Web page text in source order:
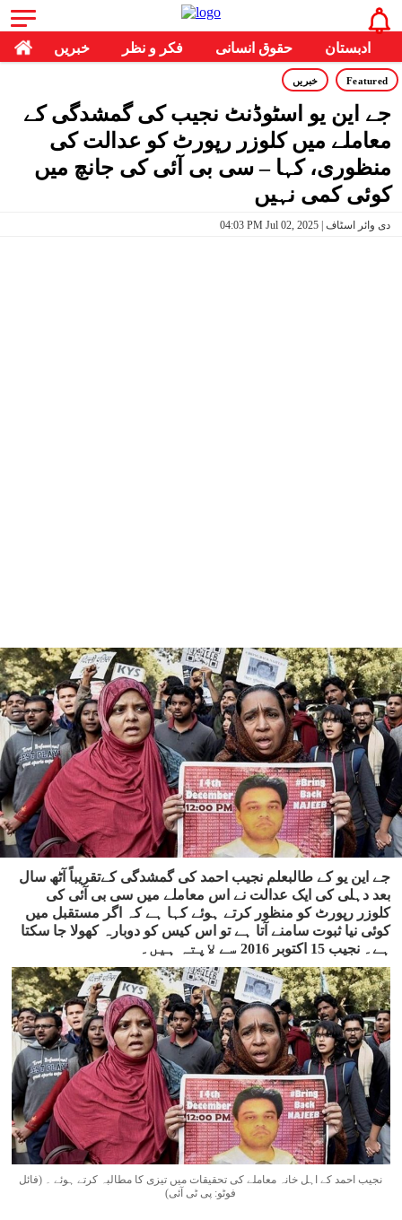
خبریں فکر و نظر حقوق انسانی ادبستان
Featured خبریں
جے این یو اسٹوڈنٹ نجیب کی گمشدگی کے
معاملے میں کلوزر رپورٹ کو عدالت کی
منظوری، کہا – سی بی آئی کی جانچ میں
کوئی کمی نہیں
04:03 PM Jul 02, 2025 | دی وائر اسٹاف
جے این یو کے طالبعلم نجیب احمد کی گمشدگی کےتقریباً آٹھ سال
بعد دہلی کی ایک عدالت نے اس معاملے میں سی بی آئی کی
کلوزر رپورٹ کو منظور کرتے ہوئے کہا ہے کہ اگر مستقبل میں
کوئی نیا ثبوت سامنے آتا ہے تو اس کیس کو دوبارہ کھولا جا سکتا
ہے۔ نجیب 15 اکتوبر 2016 سے لاپتہ ہیں۔
نجیب احمد کے اہل خانہ معاملے کی تحقیقات میں تیزی کا مطالبہ کرتے ہوئے ۔ (فائل
فوٹو: پی ٹی آئی)